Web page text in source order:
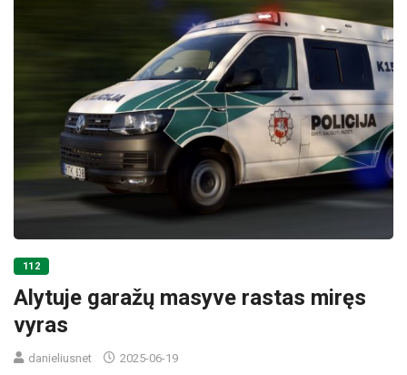
112
Alytuje garažų masyve rastas miręs
vyras
danieliusnet 2025-06-19